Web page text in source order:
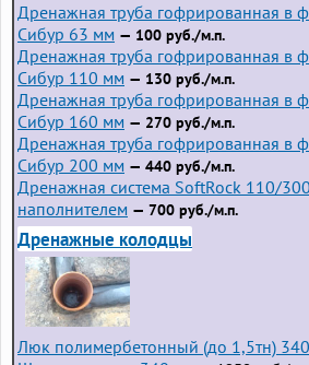
Дренажная труба гофрированная в
Сибур 63 мм — 100 руб./м.п.
Дренажная труба гофрированная в
Сибур 110 мм — 130 руб./м.п.
Дренажная труба гофрированная в
Сибур 160 мм — 270 руб./м.п.
Дренажная труба гофрированная в
Сибур 200 мм — 440 руб./м.п.
Дренажная система SoftRock 110/
наполнителем — 700 руб./м.п.
Дренажные колодцы
Люк полимербетонный (до 1,5тн)